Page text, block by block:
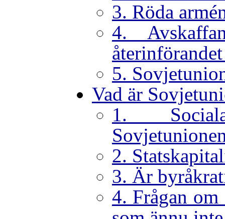
3. Röda
4.
5.
Vad är
1.
2.
3. Är
4. Frågan om